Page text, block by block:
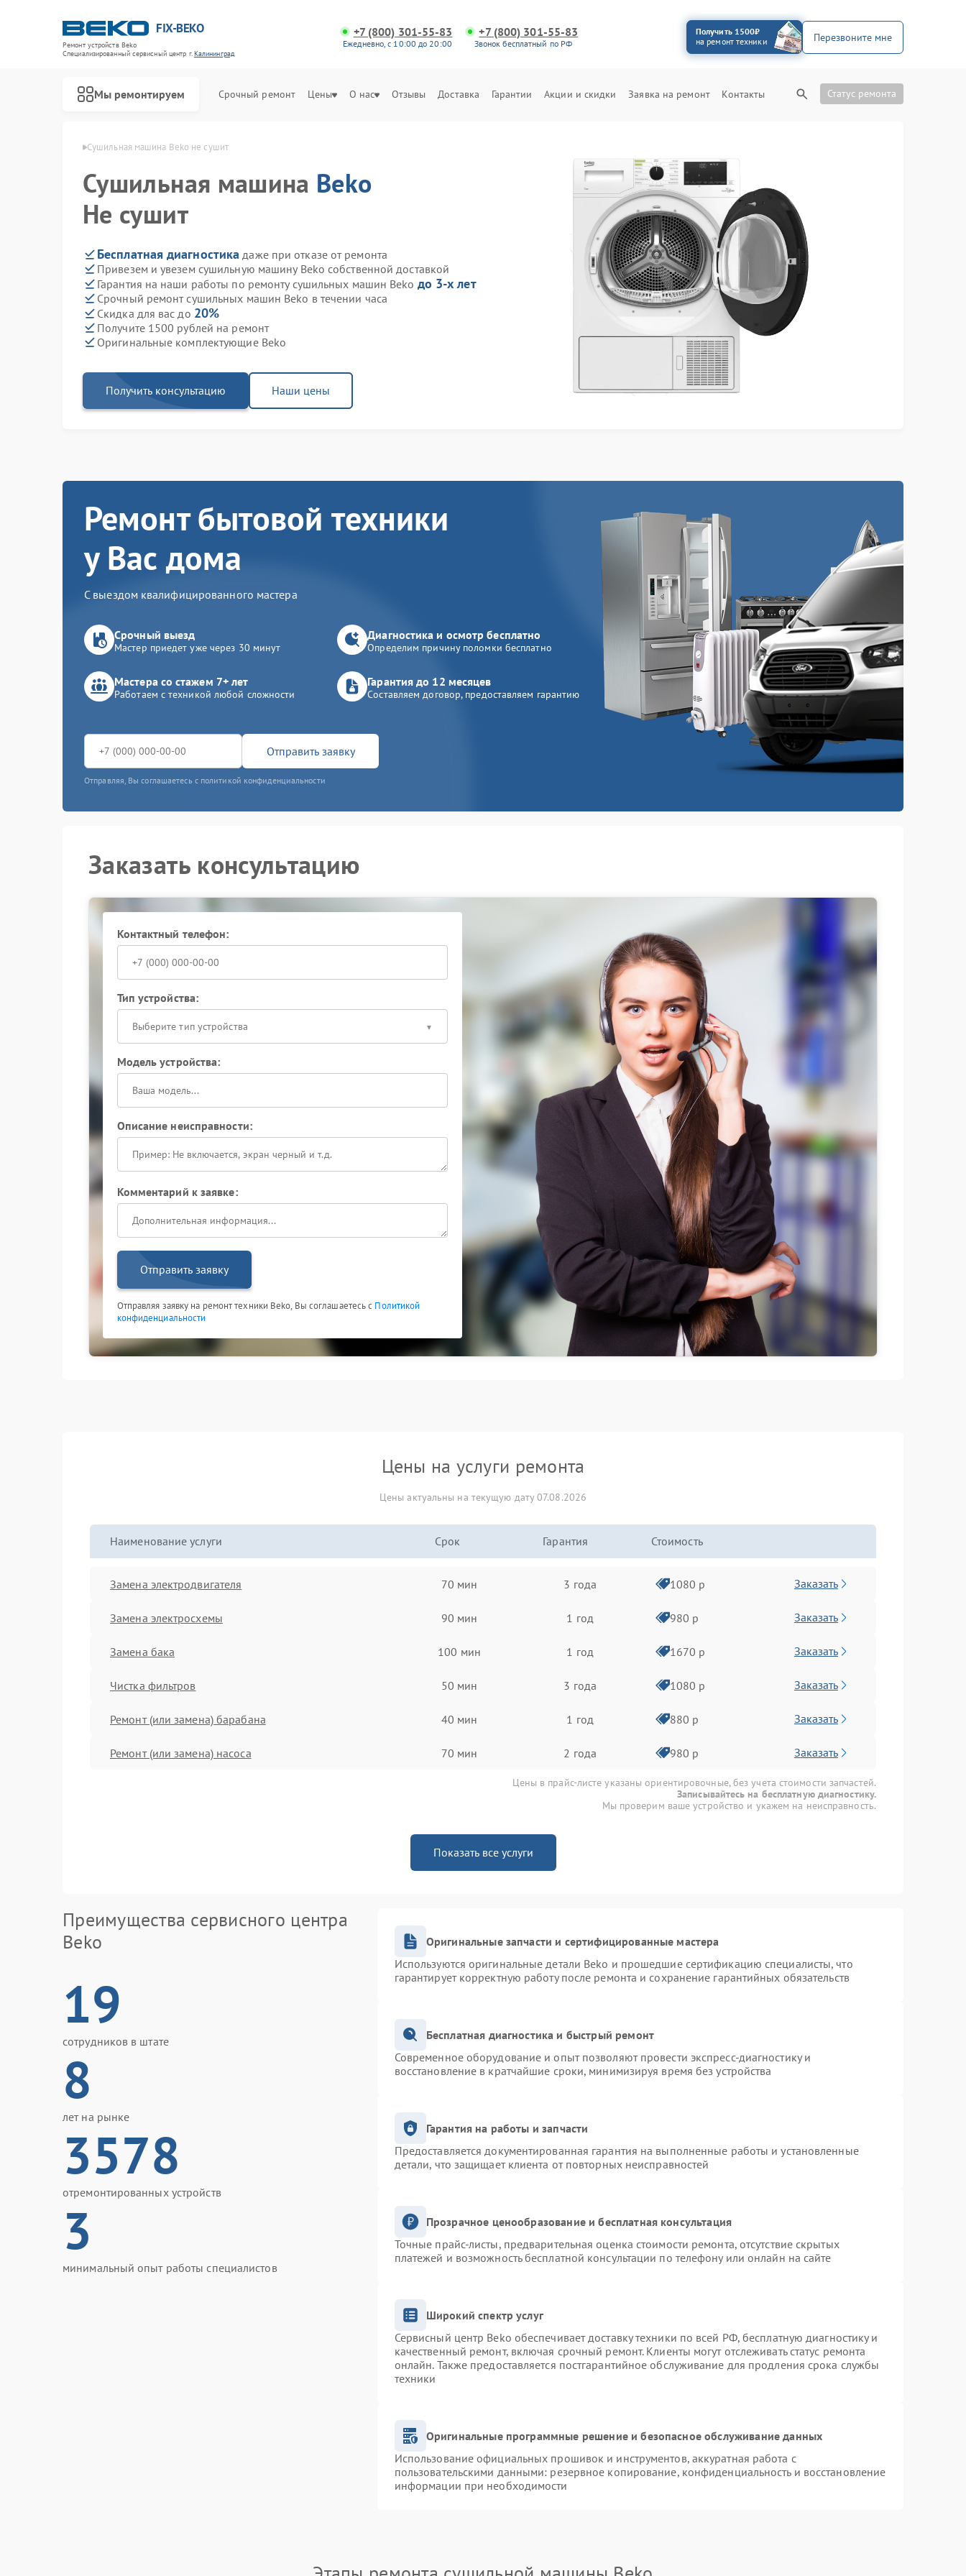
FIX-BEKO
Ремонт устройств Beko
Специализированный cервисный центр г.Калининград
+7 (800) 301-55-83
Ежедневно, с 10:00 до 20:00
+7 (800) 301-55-83
Звонок бесплатный по РФ
Получить 1500₽
на ремонт техники
Перезвоните мне
Мы ремонтируем Срочный ремонт Цены О нас Отзывы Доставка Гарантии Акции и скидки Заявка на ремонт Контакты Статус ремонта
Сушильная машина Beko не сушит
Сушильная машина Beko
Не сушит
Бесплатная диагностика даже при отказе от ремонта
Привезем и увезем сушильную машину Beko собственной доставкой
Гарантия на наши работы по ремонту сушильных машин Beko до 3-х лет
Срочный ремонт сушильных машин Beko в течении часа
Скидка для вас до 20%
Получите 1500 рублей на ремонт
Оригинальные комплектующие Beko
Получить консультацию Наши цены
Ремонт бытовой техники
у Вас дома
С выездом квалифицированного мастера
Срочный выезд
Мастер приедет уже через 30 минут
Диагностика и осмотр бесплатно
Определим причину поломки бесплатно
Мастера со стажем 7+ лет
Работаем с техникой любой сложности
Гарантия до 12 месяцев
Составляем договор, предоставляем гарантию
Отправить заявку
Отправляя, Вы соглашаетесь с политикой конфиденциальности
Заказать консультацию
Контактный телефон:
Тип устройства:
Выберите тип устройства
Модель устройства:
Описание неисправности:
Комментарий к заявке:
Отправить заявку
Отправляя заявку на ремонт техники Beko, Вы соглашаетесь с Политикой
конфиденциальности
Цены на услуги ремонта
Цены актуальны на текущую дату 07.08.2026
Наименование услуги Срок Гарантия Стоимость
Замена электродвигателя 70 мин 3 года 1080 р Заказать
Замена электросхемы 90 мин 1 год 980 р Заказать
Замена бака 100 мин 1 год 1670 р Заказать
Чистка фильтров 50 мин 3 года 1080 р Заказать
Ремонт (или замена) барабана 40 мин 1 год 880 р Заказать
Ремонт (или замена) насоса 70 мин 2 года 980 р Заказать
Цены в прайс-листе указаны ориентировочные, без учета стоимости запчастей.
Записывайтесь на бесплатную диагностику.
Мы проверим ваше устройство и укажем на неисправность.
Показать все услуги
Преимущества сервисного центра
Beko
19
сотрудников в штате
8
лет на рынке
3578
отремонтированных устройств
3
минимальный опыт работы специалистов
Оригинальные запчасти и сертифицированные мастера
Используются оригинальные детали Beko и прошедшие сертификацию специалисты, что
гарантирует корректную работу после ремонта и сохранение гарантийных обязательств
Бесплатная диагностика и быстрый ремонт
Современное оборудование и опыт позволяют провести экспресс-диагностику и
восстановление в кратчайшие сроки, минимизируя время без устройства
Гарантия на работы и запчасти
Предоставляется документированная гарантия на выполненные работы и установленные
детали, что защищает клиента от повторных неисправностей
Прозрачное ценообразование и бесплатная консультация
Точные прайс-листы, предварительная оценка стоимости ремонта, отсутствие скрытых
платежей и возможность бесплатной консультации по телефону или онлайн на сайте
Широкий спектр услуг
Сервисный центр Beko обеспечивает доставку техники по всей РФ, бесплатную диагностику и
качественный ремонт, включая срочный ремонт. Клиенты могут отслеживать статус ремонта
онлайн. Также предоставляется постгарантийное обслуживание для продления срока службы
техники
Оригинальные программные решение и безопасное обслуживание данных
Использование официальных прошивок и инструментов, аккуратная работа с
пользовательскими данными: резервное копирование, конфиденциальность и восстановление
информации при необходимости